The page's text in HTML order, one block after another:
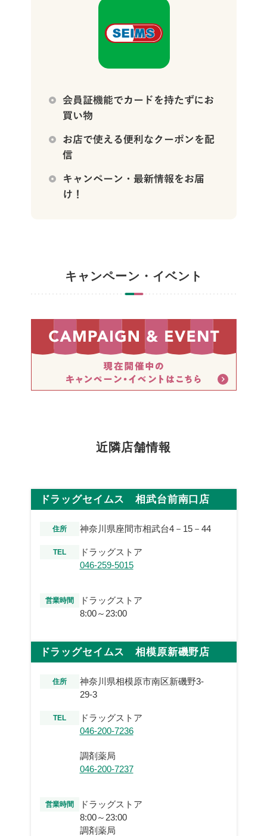
キャンペーン・イベント
近隣店舗情報
ドラッグセイムス 相武台前南口店
住所 神奈川県座間市相武台4－15－44
TEL
ドラッグストア
046-259-5015
営業時間
ドラッグストア
8:00～23:00
ドラッグセイムス 相模原新磯野店
住所
神奈川県相模原市南区新磯野3-
29-3
TEL
ドラッグストア
046-200-7236
調剤薬局
046-200-7237
営業時間
ドラッグストア
8:00～23:00
調剤薬局